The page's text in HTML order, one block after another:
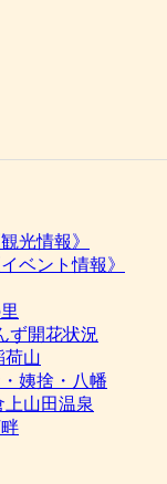
光情報》
ベント情報》
ず開花状況
荷山
姨捨・八幡
上山田温泉